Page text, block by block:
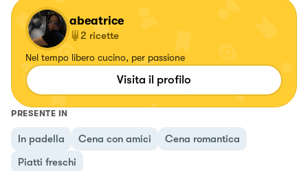
abeatrice
2 ricette
Nel tempo libero cucino, per passione
Visita il profilo
PRESENTE IN
In padella Cena con amici
Cena romantica
Piatti freschi